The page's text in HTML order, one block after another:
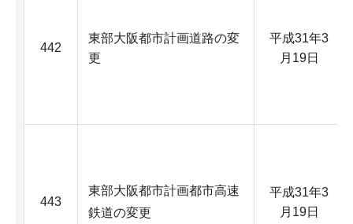
442
東部大阪都市計画道路の変
更
平成31年3
月19日
443
東部大阪都市計画都市高速
鉄道の変更
平成31年3
月19日